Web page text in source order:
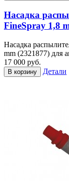
Насадка
FineSpray 1,8
Насадка
mm (2321877) для
17 000 руб.
В корзину Детали